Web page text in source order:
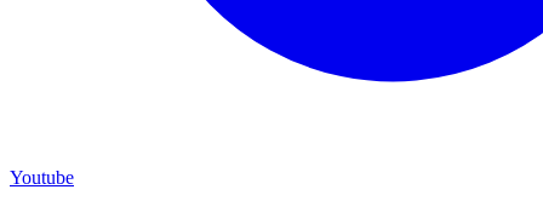
Youtube